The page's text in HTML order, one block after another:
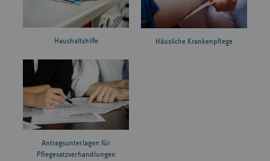
Haushaltshilfe Häusliche Krankenpflege
Antragsunterlagen für
Pflegesatzverhandlungen